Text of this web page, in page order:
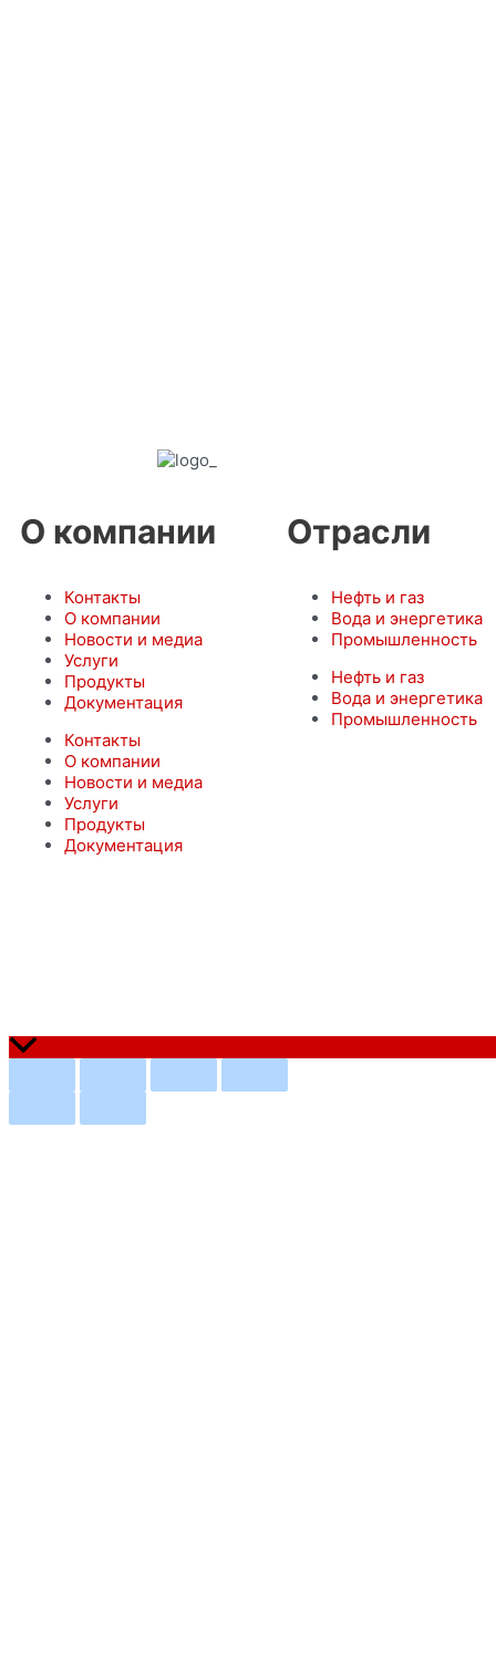
О компании
Контакты
О компании
Новости и медиа
Услуги
Продукты
Документация
Контакты
О компании
Новости и медиа
Услуги
Продукты
Документация
Отрасли
Нефть и газ
Вода и энергетика
Промышленность
Нефть и газ
Вода и энергетика
Промышленность